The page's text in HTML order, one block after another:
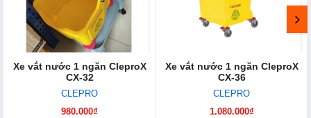
Xe vắt nước 1 ngăn CleproX
CX-32
CLEPRO
980.000₫
Xe vắt nước 1 ngăn CleproX
CX-36
CLEPRO
1.080.000₫